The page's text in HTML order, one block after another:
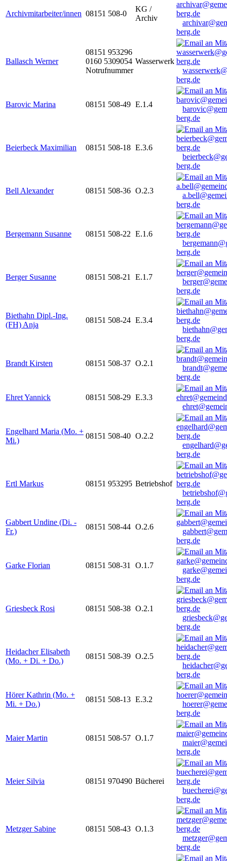
Archivmitarbeiter/innen 08151 508-0
KG /
Archiv
berg.de
Ballasch Werner
08151 953296
0160 5309054
Notrufnummer
Wasserwerk
berg.de
Barovic Marina 08151 508-49 E.1.4
berg.de
Beierbeck Maximilian 08151 508-18 E.3.6
berg.de
Bell Alexander 08151 508-36 O.2.3
berg.de
Bergemann Susanne 08151 508-22 E.1.6
berg.de
Berger Susanne 08151 508-21 E.1.7
berg.de
Biethahn Dipl.-Ing.
(FH) Anja
08151 508-24 E.3.4
berg.de
Brandt Kirsten 08151 508-37 O.2.1
berg.de
Ehret Yannick 08151 508-29 E.3.3
Engelhard Maria (Mo. +
Mi.)
08151 508-40 O.2.2
berg.de
Ertl Markus 08151 953295 Betriebshof
berg.de
Gabbert Undine (Di. -
Fr.)
08151 508-44 O.2.6
berg.de
Garke Florian 08151 508-31 O.1.7
berg.de
Griesbeck Rosi 08151 508-38 O.2.1
berg.de
Heidacher Elisabeth
(Mo. + Di. + Do.)
08151 508-39 O.2.5
berg.de
Hörer Kathrin (Mo. +
Mi. + Do.)
08151 508-13 E.3.2
berg.de
Maier Martin 08151 508-57 O.1.7
berg.de
Meier Silvia 08151 970490 Bücherei
berg.de
Metzger Sabine 08151 508-43 O.1.3
berg.de